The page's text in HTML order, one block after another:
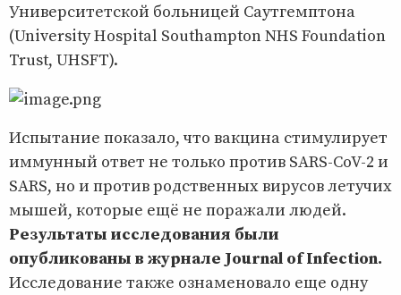
Университетской больницей Саутгемптона
(University Hospital Southampton NHS Foundation
Trust, UHSFT).
Испытание показало, что вакцина стимулирует
иммунный ответ не только против SARS-CoV-2 и
SARS, но и против родственных вирусов летучих
мышей, которые ещё не поражали людей.
Результаты исследования были
опубликованы в журнале Journal of Infection.
Исследование также ознаменовало еще одну